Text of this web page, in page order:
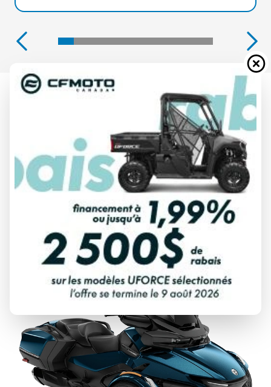
SPYDER RT PÉTROLE MÉTALLIQUE
ROTAX 1330 ACE
À partir de
33 674 $
CALCULATRICE DE PAIEMENT